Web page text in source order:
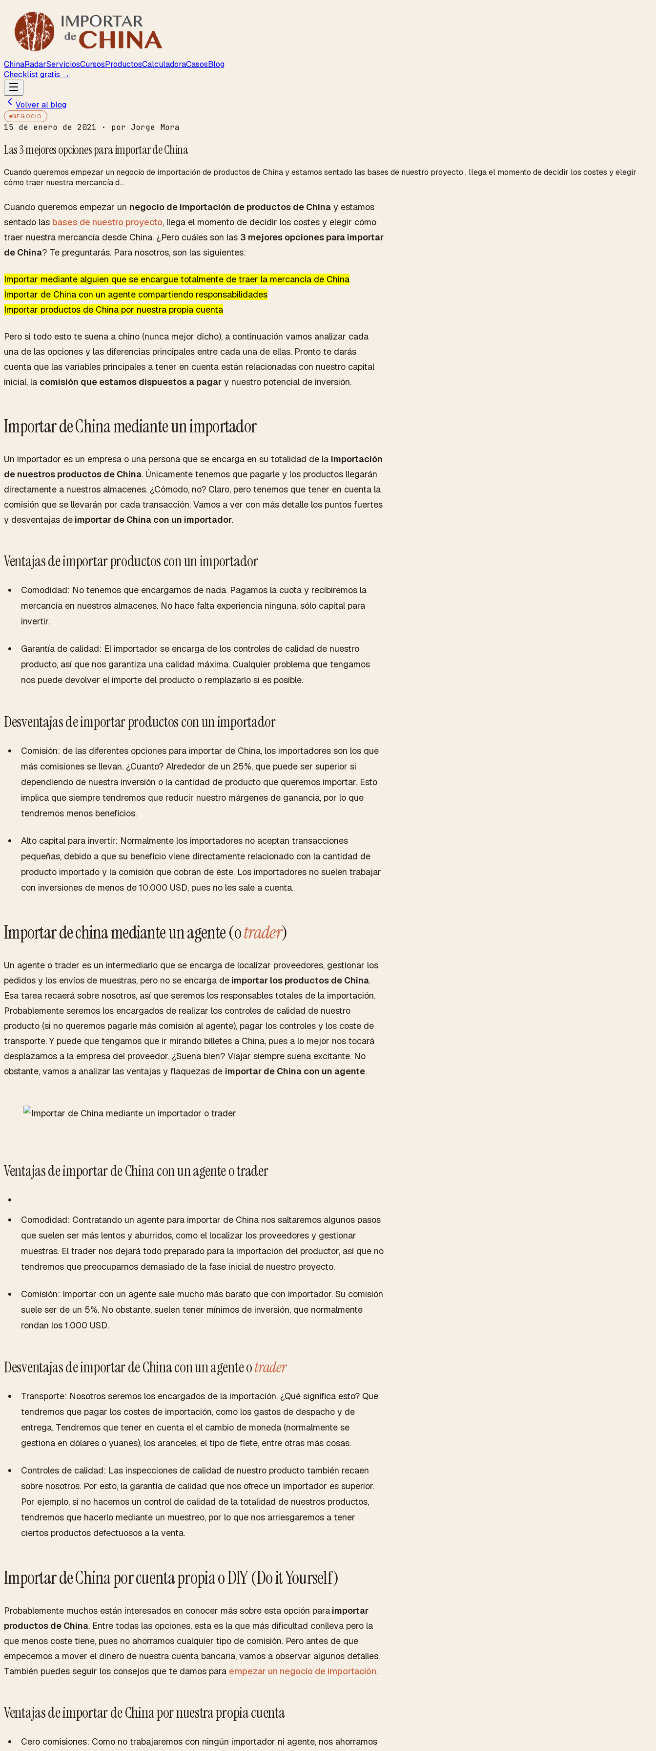
ChinaRadarServiciosCursosProductosCalculadoraCasosBlog
Checklist gratis →
Volver al blog
NEGOCIO
15 de enero de 2021 · por Jorge Mora
Las 3 mejores opciones para importar de China
Cuando queremos empezar un negocio de importación de productos de China y estamos sentado las bases de nuestro proyecto , llega el momento de decidir los costes y elegir
cómo traer nuestra mercancía d...
Cuando queremos empezar un negocio de importación de productos de China y estamos
sentado las bases de nuestro proyecto, llega el momento de decidir los costes y elegir cómo
traer nuestra mercancía desde China. ¿Pero cuáles son las 3 mejores opciones para importar
de China? Te preguntarás. Para nosotros, son las siguientes:
Importar mediante alguien que se encargue totalmente de traer la mercancía de China
Importar de China con un agente compartiendo responsabilidades
Importar productos de China por nuestra propia cuenta
Pero si todo esto te suena a chino (nunca mejor dicho), a continuación vamos analizar cada
una de las opciones y las diferencias principales entre cada una de ellas. Pronto te darás
cuenta que las variables principales a tener en cuenta están relacionadas con nuestro capital
inicial, la comisión que estamos dispuestos a pagar y nuestro potencial de inversión.
Importar de China mediante un importador
Un importador es un empresa o una persona que se encarga en su totalidad de la importación
de nuestros productos de China. Únicamente tenemos que pagarle y los productos llegarán
directamente a nuestros almacenes. ¿Cómodo, no? Claro, pero tenemos que tener en cuenta la
comisión que se llevarán por cada transacción. Vamos a ver con más detalle los puntos fuertes
y desventajas de importar de China con un importador.
Ventajas de importar productos con un importador
Comodidad: No tenemos que encargarnos de nada. Pagamos la cuota y recibiremos la
mercancía en nuestros almacenes. No hace falta experiencia ninguna, sólo capital para
invertir.
Garantía de calidad: El importador se encarga de los controles de calidad de nuestro
producto, así que nos garantiza una calidad máxima. Cualquier problema que tengamos
nos puede devolver el importe del producto o remplazarlo si es posible.
Desventajas de importar productos con un importador
Comisión: de las diferentes opciones para importar de China, los importadores son los que
más comisiones se llevan. ¿Cuanto? Alrededor de un 25%, que puede ser superior si
dependiendo de nuestra inversión o la cantidad de producto que queremos importar. Esto
implica que siempre tendremos que reducir nuestro márgenes de ganancia, por lo que
tendremos menos beneficios.
Alto capital para invertir: Normalmente los importadores no aceptan transacciones
pequeñas, debido a que su beneficio viene directamente relacionado con la cantidad de
producto importado y la comisión que cobran de éste. Los importadores no suelen trabajar
con inversiones de menos de 10.000 USD, pues no les sale a cuenta.
Importar de china mediante un agente (otrader)
Un agente o trader es un intermediario que se encarga de localizar proveedores, gestionar los
pedidos y los envíos de muestras, pero no se encarga de importar los productos de China.
Esa tarea recaerá sobre nosotros, así que seremos los responsables totales de la importación.
Probablemente seremos los encargados de realizar los controles de calidad de nuestro
producto (si no queremos pagarle más comisión al agente), pagar los controles y los coste de
transporte. Y puede que tengamos que ir mirando billetes a China, pues a lo mejor nos tocará
desplazarnos a la empresa del proveedor. ¿Suena bien? Viajar siempre suena excitante. No
obstante, vamos a analizar las ventajas y flaquezas de importar de China con un agente.
Ventajas de importar de China con un agente o trader
Comodidad: Contratando un agente para importar de China nos saltaremos algunos pasos
que suelen ser más lentos y aburridos, como el localizar los proveedores y gestionar
muestras. El trader nos dejará todo preparado para la importación del productor, así que no
tendremos que preocuparnos demasiado de la fase inicial de nuestro proyecto.
Comisión: Importar con un agente sale mucho más barato que con importador. Su comisión
suele ser de un 5%. No obstante, suelen tener mínimos de inversión, que normalmente
rondan los 1.000 USD.
Desventajas de importar de China con un agente otrader
Transporte: Nosotros seremos los encargados de la importación. ¿Qué significa esto? Que
tendremos que pagar los costes de importación, como los gastos de despacho y de
entrega. Tendremos que tener en cuenta el el cambio de moneda (normalmente se
gestiona en dólares o yuanes), los aranceles, el tipo de flete, entre otras más cosas.
Controles de calidad: Las inspecciones de calidad de nuestro producto también recaen
sobre nosotros. Por esto, la garantía de calidad que nos ofrece un importador es superior.
Por ejemplo, si no hacemos un control de calidad de la totalidad de nuestros productos,
tendremos que hacerlo mediante un muestreo, por lo que nos arriesgaremos a tener
ciertos productos defectuosos a la venta.
Importar de China por cuenta propia o DIY (Do it Yourself)
Probablemente muchos están interesados en conocer más sobre esta opción para importar
productos de China. Entre todas las opciones, esta es la que más dificultad conlleva pero la
que menos coste tiene, pues no ahorramos cualquier tipo de comisión. Pero antes de que
empecemos a mover el dinero de nuestra cuenta bancaria, vamos a observar algunos detalles.
También puedes seguir los consejos que te damos para empezar un negocio de importación.
Ventajas de importar de China por nuestra propia cuenta
Cero comisiones: Como no trabajaremos con ningún importador ni agente, nos ahorramos